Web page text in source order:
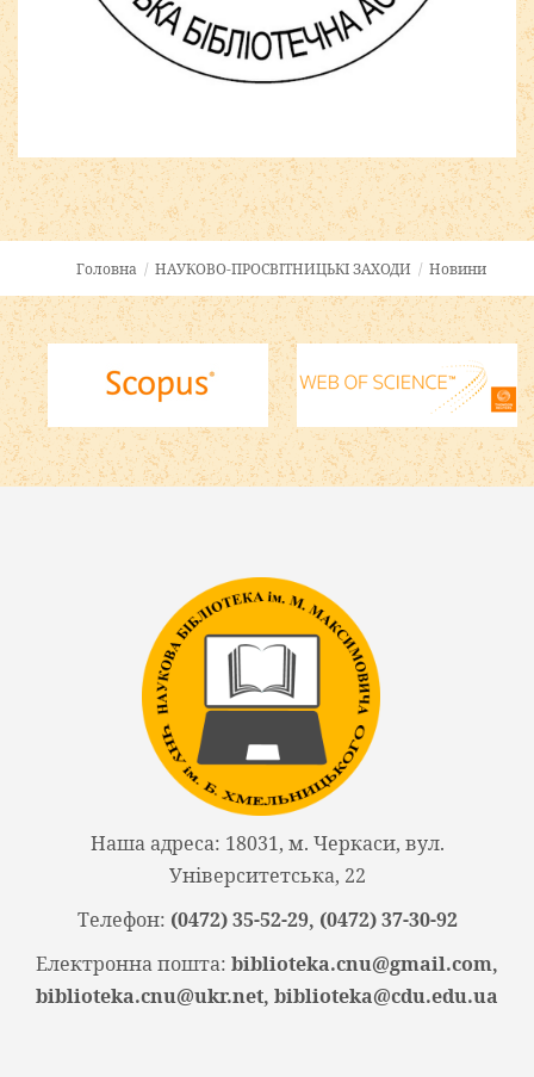
Joomla шаблоны бесплатноhttp://joomla3x.ru
Головна / НАУКОВО-ПРОСВІТНИЦЬКІ ЗАХОДИ / Новини
Наша адреса: 18031, м. Черкаси, вул.
Університетська, 22
Телефон: (0472) 35-52-29, (0472) 37-30-92
Електронна пошта: biblioteka.cnu@gmail.com,
biblioteka.cnu@ukr.net, biblioteka@cdu.edu.ua